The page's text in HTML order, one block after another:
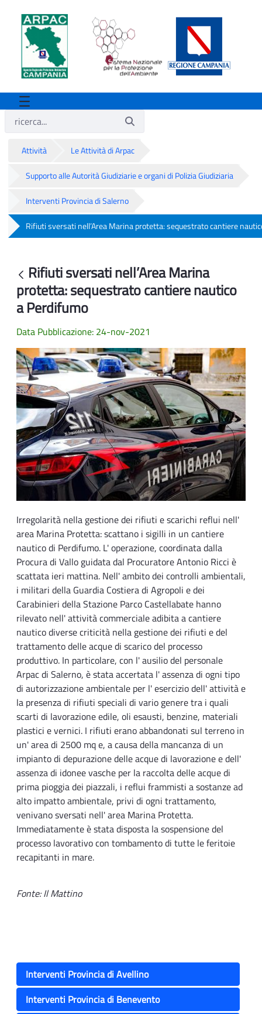
Attività Le Attività di Arpac
Supporto alle Autorità Giudiziarie e organi di Polizia Giudiziaria
Interventi Provincia di Salerno
Rifiuti sversati nell’Area Marina protetta: sequestrato cantiere
Indietro
Rifiuti sversati nell’Area Marina
protetta: sequestrato cantiere nautico
a Perdifumo
Data Pubblicazione: 24-nov-2021
Irregolarità nella gestione dei rifiuti e scarichi reflui nell'
area Marina Protetta: scattano i sigilli in un cantiere
nautico di Perdifumo. L' operazione, coordinata dalla
Procura di Vallo guidata dal Procuratore Antonio Ricci è
scattata ieri mattina. Nell' ambito dei controlli ambientali,
i militari della Guardia Costiera di Agropoli e dei
Carabinieri della Stazione Parco Castellabate hanno
rilevato nell' attività commerciale adibita a cantiere
nautico diverse criticità nella gestione dei rifiuti e del
trattamento delle acque di scarico del processo
produttivo. In particolare, con l' ausilio del personale
Arpac di Salerno, è stata accertata l' assenza di ogni tipo
di autorizzazione ambientale per l' esercizio dell' attività e
la presenza di rifiuti speciali di vario genere tra i quali
scarti di lavorazione edile, oli esausti, benzine, materiali
plastici e vernici. I rifiuti erano abbandonati sul terreno in
un' area di 2500 mq e, a causa della mancanza di un
impianto di depurazione delle acque di lavorazione e dell'
assenza di idonee vasche per la raccolta delle acque di
prima pioggia dei piazzali, i reflui frammisti a sostanze ad
alto impatto ambientale, privi di ogni trattamento,
venivano sversati nell' area Marina Protetta.
Immediatamente è stata disposta la sospensione del
processo lavorativo con tombamento di tutte le feritoie
recapitanti in mare.
Fonte: Il Mattino
Interventi Provincia di Avellino
Interventi Provincia di Benevento